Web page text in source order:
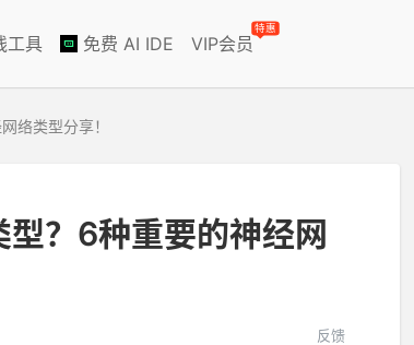
工具 免费 AI IDE VIP会员
特惠
络类型分享！
？6种重要的神经网
反馈